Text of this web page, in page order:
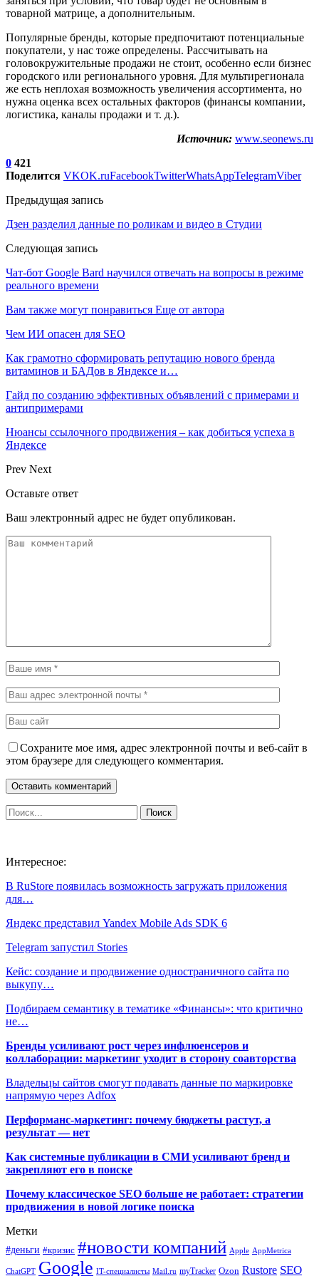
товарной матрице, а дополнительным.
Популярные бренды, которые предпочитают потенциальные
покупатели, у нас тоже определены. Рассчитывать на
головокружительные продажи не стоит, особенно если бизнес
городского или регионального уровня. Для мультирегионала
же есть неплохая возможность увеличения ассортимента, но
нужна оценка всех остальных факторов (финансы компании,
логистика, каналы продажи и т. д.).
Источник: www.seonews.ru
0 421
Поделится VKOK.ruFacebookTwitterWhatsAppTelegramViber
Предыдущая запись
Дзен разделил данные по роликам и видео в Студии
Следующая запись
Чат-бот Google Bard научился отвечать на вопросы в режиме
реального времени
Вам также могут понравиться Еще от автора
Чем ИИ опасен для SEO
Как грамотно сформировать репутацию нового бренда
витаминов и БАДов в Яндексе и…
Гайд по созданию эффективных объявлений с примерами и
антипримерами
Нюансы ссылочного продвижения – как добиться успеха в
Яндексе
Prev Next
Оставьте ответ
Ваш электронный адрес не будет опубликован.
Сохраните мое имя, адрес электронной почты и веб-сайт в
этом браузере для следующего комментария.
Интересное:
В RuStore появилась возможность загружать приложения
для…
Яндекс представил Yandex Mobile Ads SDK 6
Telegram запустил Stories
Кейс: создание и продвижение одностраничного сайта по
выкупу…
Подбираем семантику в тематике «Финансы»: что критично
не…
Бренды усиливают рост через инфлюенсеров и
коллаборации: маркетинг уходит в сторону соавторства
Владельцы сайтов смогут подавать данные по маркировке
напрямую через Adfox
Перформанс-маркетинг: почему бюджеты растут, а
результат — нет
Как системные публикации в СМИ усиливают бренд и
закрепляют его в поиске
Почему классическое SEO больше не работает: стратегии
продвижения в новой логике поиска
Метки
#деньги #кризис #новости компаний Apple AppMetrica
ChatGPT Google IT-специалисты Mail.ru myTracker Ozon Rustore SEO